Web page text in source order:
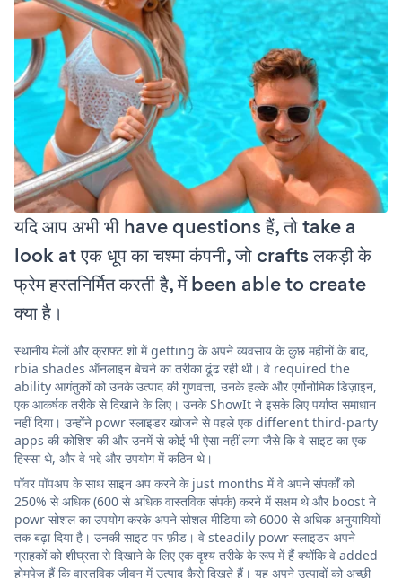
यदि आप अभी भी have questions हैं, तो take a
look at एक धूप का चश्मा कंपनी, जो crafts लकड़ी के
फ्रेम हस्तनिर्मित करती है, में been able to create
क्या है।
स्थानीय मेलों और क्राफ्ट शो में getting के अपने व्यवसाय के कुछ महीनों के बाद,
rbia shades ऑनलाइन बेचने का तरीका ढूंढ रही थी। वे required the
ability आगंतुकों को उनके उत्पाद की गुणवत्ता, उनके हल्के और एर्गोनोमिक डिज़ाइन,
एक आकर्षक तरीके से दिखाने के लिए। उनके ShowIt ने इसके लिए पर्याप्त समाधान
नहीं दिया। उन्होंने powr स्लाइडर खोजने से पहले एक different third-party
apps की कोशिश की और उनमें से कोई भी ऐसा नहीं लगा जैसे कि वे साइट का एक
हिस्सा थे, और वे भद्दे और उपयोग में कठिन थे।
पॉवर पॉपअप के साथ साइन अप करने के just months में वे अपने संपर्कों को
250% से अधिक (600 से अधिक वास्तविक संपर्क) करने में सक्षम थे और boost ने
powr सोशल का उपयोग करके अपने सोशल मीडिया को 6000 से अधिक अनुयायियों
तक बढ़ा दिया है। उनकी साइट पर फ़ीड। वे steadily powr स्लाइडर अपने
ग्राहकों को शीघ्रता से दिखाने के लिए एक दृश्य तरीके के रूप में हैं क्योंकि वे added
होमपेज हैं कि वास्तविक जीवन में उत्पाद कैसे दिखते हैं। यह अपने उत्पादों को अच्छी